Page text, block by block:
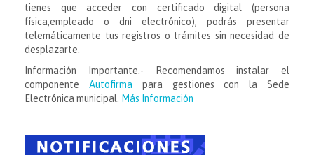
tienes que acceder con certificado digital (persona
física,empleado o dni electrónico), podrás presentar
telemáticamente tus registros o trámites sin necesidad de
desplazarte.
Información Importante.- Recomendamos instalar el
componente Autofirma para gestiones con la Sede
Electrónica municipal.
Más Información